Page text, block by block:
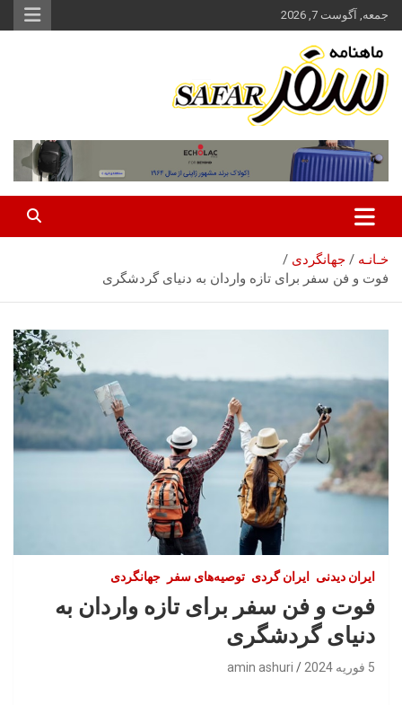
محتوا
بروید
جمعه, آگوست 7, 2026
سفر آنلاین
خـانـه
جهانگردی
فوت و فن سفر برای تازه واردان به دنیای گردشگری
ایران‌ دیدنی ایران گردی توصیه‌های سفر جهانگردی
فوت و فن سفر برای تازه واردان به
دنیای گردشگری
5 فوریه 2024 amin ashuri